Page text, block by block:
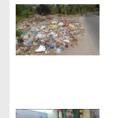
t
i
o